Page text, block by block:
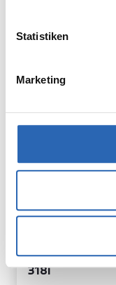
Statistiken
Marketing
7 Gänge
-/- l/100km (WLTP)
-/- (WLTP)
CO2-Klasse: A
BMW
318i